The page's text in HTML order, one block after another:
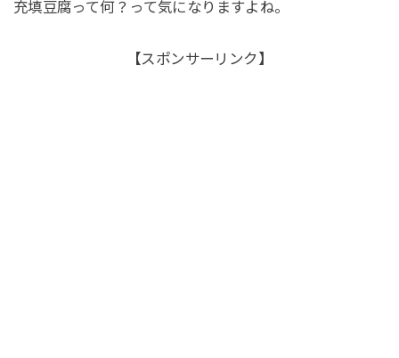
充填豆腐って何？って気になりますよね。
【スポンサーリンク】